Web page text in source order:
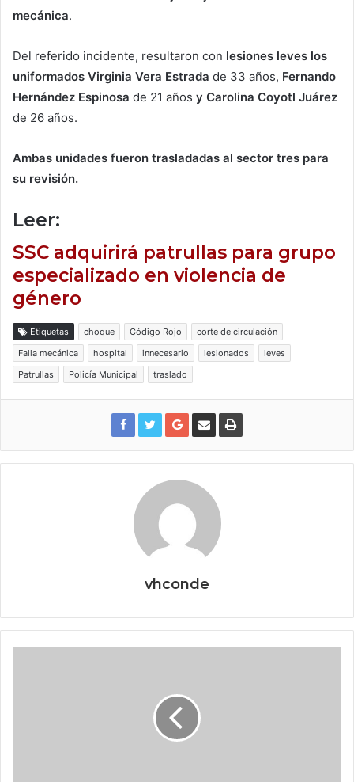
mecánica.
Del referido incidente, resultaron con lesiones leves los
uniformados Virginia Vera Estrada de 33 años, Fernando
Hernández Espinosa de 21 años y Carolina Coyotl Juárez
de 26 años.
Ambas unidades fueron trasladadas al sector tres para
su revisión.
Leer:
SSC adquirirá patrullas para grupo
especializado en violencia de
género
Etiquetas choque Código Rojo
corte de circulación
Falla mecánica
hospital innecesario lesionados
leves
Patrullas
Policía Municipal traslado
vhconde